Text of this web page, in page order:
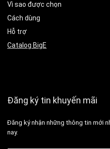
Vì sao được chọn
Cách dùng
Hỗ trợ
Catalog BigE
Đăng ký tin khuyến mãi
Đăng ký nhận những thông tin mới
nay.